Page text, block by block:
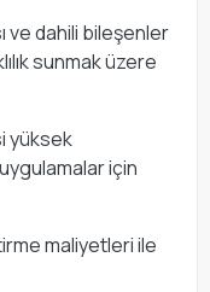
ve dahili bileşenler
sunmak üzere
yüksek
için
maliyetleri ile